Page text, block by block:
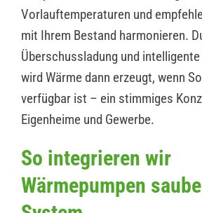
Vorlauftemperaturen und
mit Ihrem Bestand harmonieren.
Überschussladung und
wird Wärme dann erzeugt, wenn
verfügbar ist – ein stimmiges
Eigenheime und Gewerbe.
So integrieren wir
Wärmepumpen